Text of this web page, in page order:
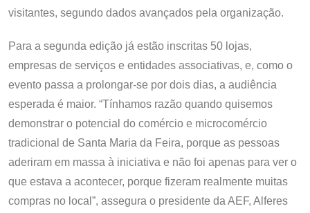
visitantes, segundo dados avançados pela organização.
Para a segunda edição já estão inscritas 50 lojas,
empresas de serviços e entidades associativas, e, como o
evento passa a prolongar-se por dois dias, a audiência
esperada é maior. “Tínhamos razão quando quisemos
demonstrar o potencial do comércio e microcomércio
tradicional de Santa Maria da Feira, porque as pessoas
aderiram em massa à iniciativa e não foi apenas para ver o
que estava a acontecer, porque fizeram realmente muitas
compras no local”, assegura o presidente da AEF, Alferes